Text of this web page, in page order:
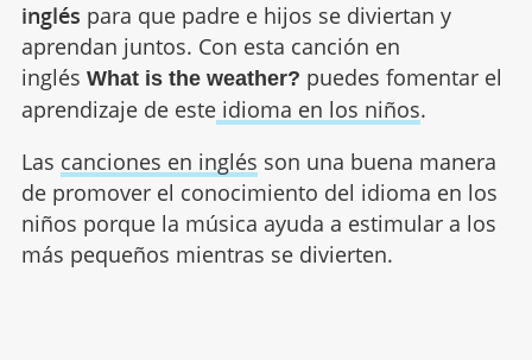
inglés para que padre e hijos se diviertan y
aprendan juntos. Con esta canción en
inglés What is the weather? puedes fomentar el
aprendizaje de esteidioma en los niños.
Las canciones en inglés son una buena manera
de promover el conocimiento del idioma en los
niños porque la música ayuda a estimular a los
más pequeños mientras se divierten.